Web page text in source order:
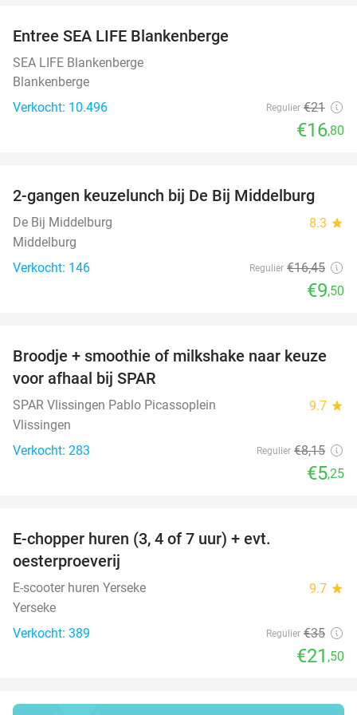
Entree SEA LIFE Blankenberge
SEA LIFE Blankenberge
Blankenberge
Verkocht: 10.496
Regulier €21
€16,80
42%
2-gangen keuzelunch bij De Bij Middelburg
De Bij Middelburg 8.3 star
Middelburg
Verkocht: 146
Regulier €16,45
€9,50
36%
Broodje + smoothie of milkshake naar keuze
voor afhaal bij SPAR
SPAR Vlissingen Pablo Picassoplein 9.7 star
Vlissingen
Verkocht: 283
Regulier €8,15
€5,25
E-chopper huren (3, 4 of 7 uur) + evt.
oesterproeverij
E-scooter huren Yerseke 9.7 star
Yerseke
Verkocht: 389
Regulier €35
€21 ,50